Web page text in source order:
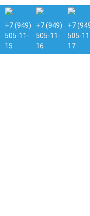
+7 (949)
505-11-
15
+7 (949)
505-11-
16
+7
505-
17